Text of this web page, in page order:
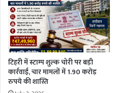
टिहरी में स्टाम्प शुल्क चोरी पर बड़ी
कार्रवाई, चार मामलों में 1.90 करोड़
रुपये की शास्ति